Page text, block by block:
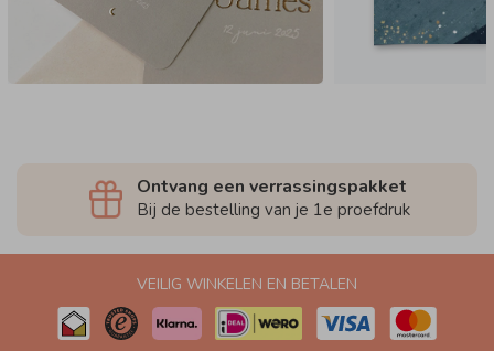
Ontvang een verrassingspakket
Bij de bestelling van je 1e proefdruk
VEILIG WINKELEN EN BETALEN